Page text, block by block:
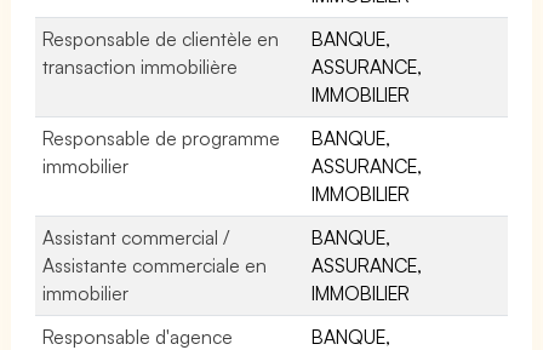
Responsable de clientèle en
transaction immobilière
BANQUE,
ASSURANCE,
IMMOBILIER
Responsable de programme
immobilier
BANQUE,
ASSURANCE,
IMMOBILIER
Assistant commercial /
Assistante commerciale en
immobilier
BANQUE,
ASSURANCE,
IMMOBILIER
Responsable d'agence
BANQUE,